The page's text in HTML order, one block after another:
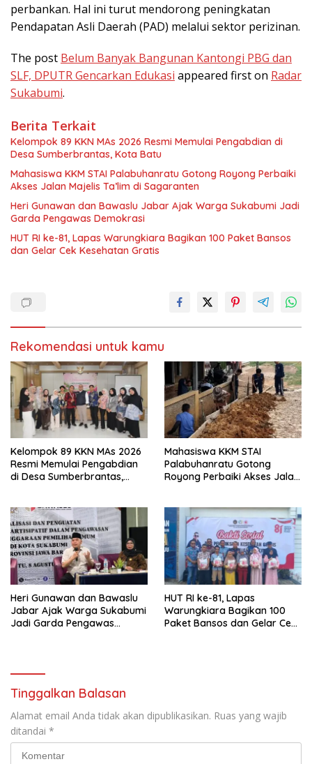
perbankan. Hal ini turut mendorong peningkatan
Pendapatan Asli Daerah (PAD) melalui sektor perizinan.
The post Belum Banyak Bangunan Kantongi PBG dan
SLF, DPUTR Gencarkan Edukasi appeared first on Radar
Sukabumi.
Berita Terkait
Kelompok 89 KKN MAs 2026 Resmi Memulai Pengabdian di
Desa Sumberbrantas, Kota Batu
Mahasiswa KKM STAI Palabuhanratu Gotong Royong Perbaiki
Akses Jalan Majelis Ta’lim di Sagaranten
Heri Gunawan dan Bawaslu Jabar Ajak Warga Sukabumi Jadi
Garda Pengawas Demokrasi
HUT RI ke-81, Lapas Warungkiara Bagikan 100 Paket Bansos
dan Gelar Cek Kesehatan Gratis
Rekomendasi untuk kamu
Kelompok 89 KKN MAs 2026
Resmi Memulai Pengabdian
di Desa Sumberbrantas,
Mahasiswa KKM STAI
Palabuhanratu Gotong
Royong Perbaiki Akses Jalan
Heri Gunawan dan Bawaslu
Jabar Ajak Warga Sukabumi
Jadi Garda Pengawas
HUT RI ke-81, Lapas
Warungkiara Bagikan 100
Paket Bansos dan Gelar Cek
Tinggalkan Balasan
Alamat email Anda tidak akan dipublikasikan. Ruas yang wajib
ditandai *